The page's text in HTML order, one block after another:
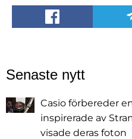
Senaste nytt
Casio förbereder
inspirerade av
visade deras foton